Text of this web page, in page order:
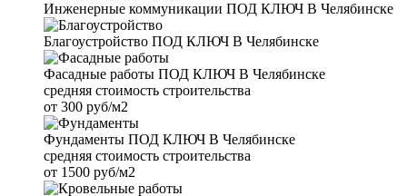
Инженерные коммуникации ПОД КЛЮЧ В Челябинске
Благоустройство ПОД КЛЮЧ В Челябинске
Фасадные работы ПОД КЛЮЧ В Челябинске
средняя стоимость строительства
от 300 руб/м2
Фундаменты ПОД КЛЮЧ В Челябинске
средняя стоимость строительства
от 1500 руб/м2